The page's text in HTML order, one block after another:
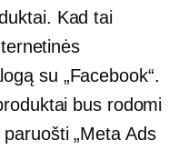
Kad tai
su „Facebook“.
bus rodomi
„Meta Ads